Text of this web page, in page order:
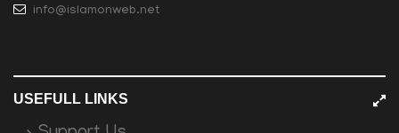
info@islamonweb.net
USEFULL LINKS